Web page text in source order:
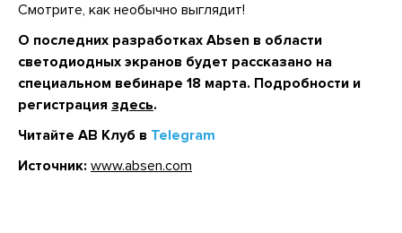
Смотрите, как необычно выглядит!
О последних разработках Absen в области
светодиодных экранов будет рассказано на
специальном вебинаре 18 марта. Подробности и
регистрация здесь.
Читайте АВ Клуб в Telegram
Источник: www.absen.com